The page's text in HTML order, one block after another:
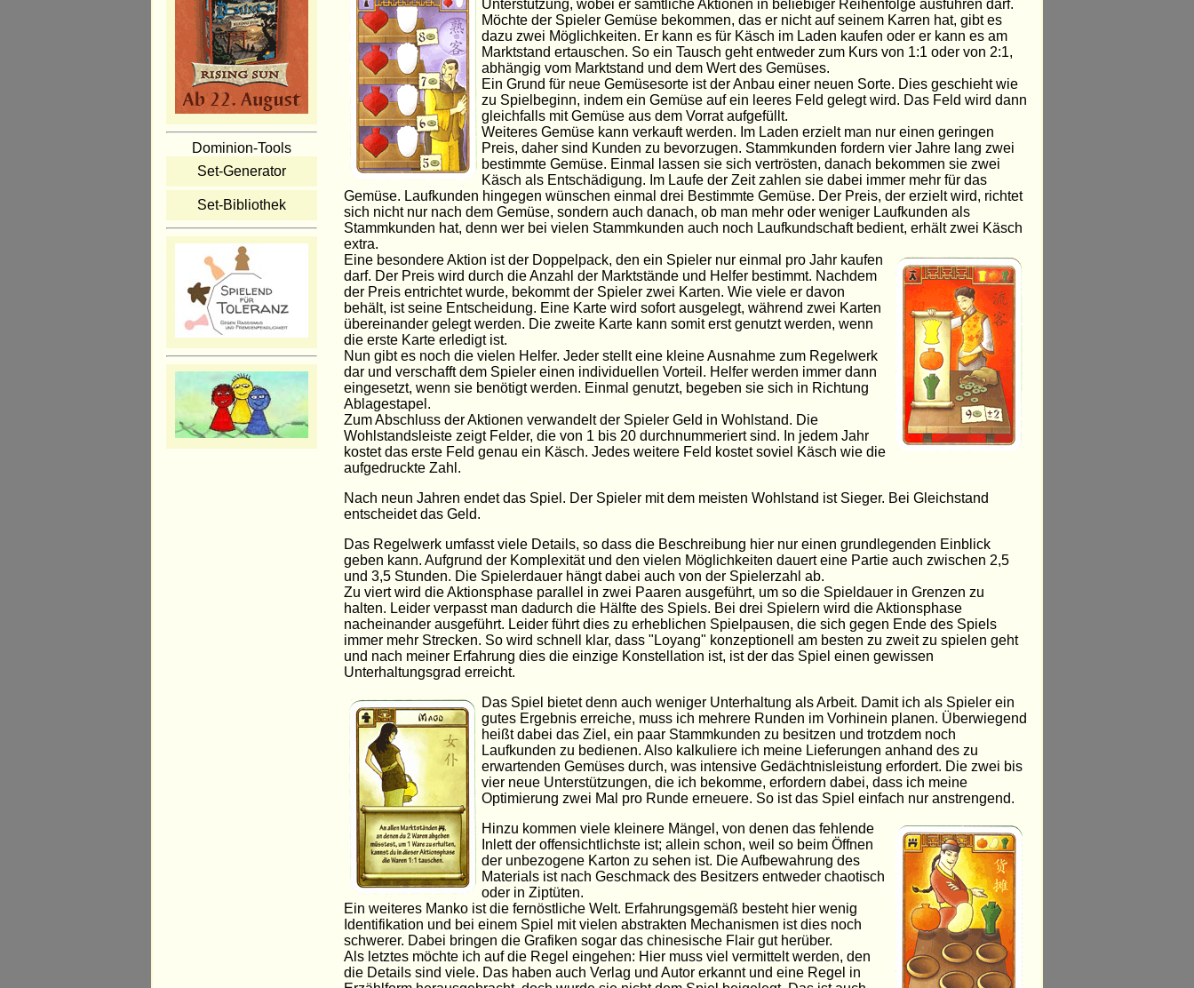
Dominion-Tools
Set-Generator
Set-Bibliothek
Unterstützung, wobei er sämtliche Aktionen in beliebiger Reihenfolge ausführen darf.
Möchte der Spieler Gemüse bekommen, das er nicht auf seinem Karren hat, gibt es
dazu zwei Möglichkeiten. Er kann es für Käsch im Laden kaufen oder er kann es am
Marktstand ertauschen. So ein Tausch geht entweder zum Kurs von 1:1 oder von 2:1,
abhängig vom Marktstand und dem Wert des Gemüses.
Ein Grund für neue Gemüsesorte ist der Anbau einer neuen Sorte. Dies geschieht wie
zu Spielbeginn, indem ein Gemüse auf ein leeres Feld gelegt wird. Das Feld wird dann
gleichfalls mit Gemüse aus dem Vorrat aufgefüllt.
Weiteres Gemüse kann verkauft werden. Im Laden erzielt man nur einen geringen
Preis, daher sind Kunden zu bevorzugen. Stammkunden fordern vier Jahre lang zwei
bestimmte Gemüse. Einmal lassen sie sich vertrösten, danach bekommen sie zwei
Käsch als Entschädigung. Im Laufe der Zeit zahlen sie dabei immer mehr für das
Gemüse. Laufkunden hingegen wünschen einmal drei Bestimmte Gemüse. Der Preis, der erzielt wird, richtet
sich nicht nur nach dem Gemüse, sondern auch danach, ob man mehr oder weniger Laufkunden als
Stammkunden hat, denn wer bei vielen Stammkunden auch noch Laufkundschaft bedient, erhält zwei Käsch
extra.
Eine besondere Aktion ist der Doppelpack, den ein Spieler nur einmal pro Jahr kaufen
darf. Der Preis wird durch die Anzahl der Marktstände und Helfer bestimmt. Nachdem
der Preis entrichtet wurde, bekommt der Spieler zwei Karten. Wie viele er davon
behält, ist seine Entscheidung. Eine Karte wird sofort ausgelegt, während zwei Karten
übereinander gelegt werden. Die zweite Karte kann somit erst genutzt werden, wenn
die erste Karte erledigt ist.
Nun gibt es noch die vielen Helfer. Jeder stellt eine kleine Ausnahme zum Regelwerk
dar und verschafft dem Spieler einen individuellen Vorteil. Helfer werden immer dann
eingesetzt, wenn sie benötigt werden. Einmal genutzt, begeben sie sich in Richtung
Ablagestapel.
Zum Abschluss der Aktionen verwandelt der Spieler Geld in Wohlstand. Die
Wohlstandsleiste zeigt Felder, die von 1 bis 20 durchnummeriert sind. In jedem Jahr
kostet das erste Feld genau ein Käsch. Jedes weitere Feld kostet soviel Käsch wie die
aufgedruckte Zahl.
Nach neun Jahren endet das Spiel. Der Spieler mit dem meisten Wohlstand ist Sieger. Bei Gleichstand
entscheidet das Geld.
Das Regelwerk umfasst viele Details, so dass die Beschreibung hier nur einen grundlegenden Einblick
geben kann. Aufgrund der Komplexität und den vielen Möglichkeiten dauert eine Partie auch zwischen 2,5
und 3,5 Stunden. Die Spielerdauer hängt dabei auch von der Spielerzahl ab.
Zu viert wird die Aktionsphase parallel in zwei Paaren ausgeführt, um so die Spieldauer in Grenzen zu
halten. Leider verpasst man dadurch die Hälfte des Spiels. Bei drei Spielern wird die Aktionsphase
nacheinander ausgeführt. Leider führt dies zu erheblichen Spielpausen, die sich gegen Ende des Spiels
immer mehr Strecken. So wird schnell klar, dass "Loyang" konzeptionell am besten zu zweit zu spielen geht
und nach meiner Erfahrung dies die einzige Konstellation ist, ist der das Spiel einen gewissen
Unterhaltungsgrad erreicht.
Das Spiel bietet denn auch weniger Unterhaltung als Arbeit. Damit ich als Spieler ein
gutes Ergebnis erreiche, muss ich mehrere Runden im Vorhinein planen. Überwiegend
heißt dabei das Ziel, ein paar Stammkunden zu besitzen und trotzdem noch
Laufkunden zu bedienen. Also kalkuliere ich meine Lieferungen anhand des zu
erwartenden Gemüses durch, was intensive Gedächtnisleistung erfordert. Die zwei bis
vier neue Unterstützungen, die ich bekomme, erfordern dabei, dass ich meine
Optimierung zwei Mal pro Runde erneuere. So ist das Spiel einfach nur anstrengend.
Hinzu kommen viele kleinere Mängel, von denen das fehlende
Inlett der offensichtlichste ist; allein schon, weil so beim Öffnen
der unbezogene Karton zu sehen ist. Die Aufbewahrung des
Materials ist nach Geschmack des Besitzers entweder chaotisch
oder in Ziptüten.
Ein weiteres Manko ist die fernöstliche Welt. Erfahrungsgemäß besteht hier wenig
Identifikation und bei einem Spiel mit vielen abstrakten Mechanismen ist dies noch
schwerer. Dabei bringen die Grafiken sogar das chinesische Flair gut herüber.
Als letztes möchte ich auf die Regel eingehen: Hier muss viel vermittelt werden, den
die Details sind viele. Das haben auch Verlag und Autor erkannt und eine Regel in